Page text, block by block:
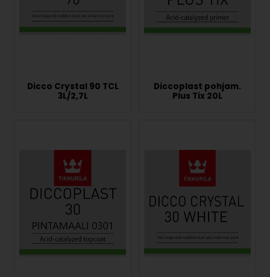
Dicco Crystal 90 TCL
3L/2,7L
Diccoplast pohjam.
Plus Tix 20L